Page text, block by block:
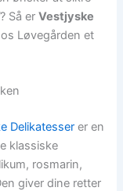
? Så erVestjyske
Løvegården et
Delikatesser er en
klassiske
rosmarin,
giver dine retter